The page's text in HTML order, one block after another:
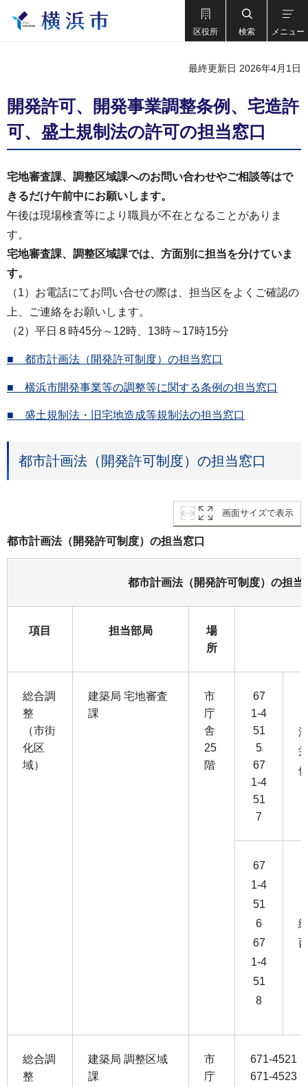
区役所 検索 メニュー
最終更新日 2026年4月1日
開発許可、開発事業調整条例、宅造許
可、盛土規制法の許可の担当窓口
宅地審査課、調整区域課へのお問い合わせやご相談等はで
きるだけ午前中にお願いします。
午後は現場検査等により職員が不在となることがありま
す。
宅地審査課、調整区域課では、方面別に担当を分けていま
す。
（1）お電話にてお問い合せの際は、担当区をよくご確認の
上、ご連絡をお願いします。
（2）平日８時45分～12時、13時～17時15分
■ 都市計画法（開発許可制度）の担当窓口
■ 横浜市開発事業等の調整等に関する条例の担当窓口
■ 盛土規制法・旧宅地造成等規制法の担当窓口
都市計画法（開発許可制度）の担当窓口
画面サイズで表示
都市計画法（開発許可制度）の担当窓口
都市計画法（開発許可制度）の担当
項目 担当部局
場
所
総合調
整
（市街
化区
域）
建築局 宅地審査
課
市
庁
舎
25
階
67
1-4
51
5
67
1-4
51
7
67
1-4
51
6
67
1-4
51
8
総合調
整
建築局 調整区域
課
市
庁
671-4521
671-4523